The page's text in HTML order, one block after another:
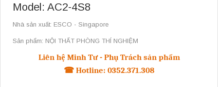
Model: AC2-4S8
Nhà sản xuất: ESCO - Singapore
Sản phẩm: NỘI THẤT PHÒNG THÍ NGHIỆM
Liên hệ Minh Tư - Phụ Trách sản phẩm
☎ Hotline: 0352.371.308